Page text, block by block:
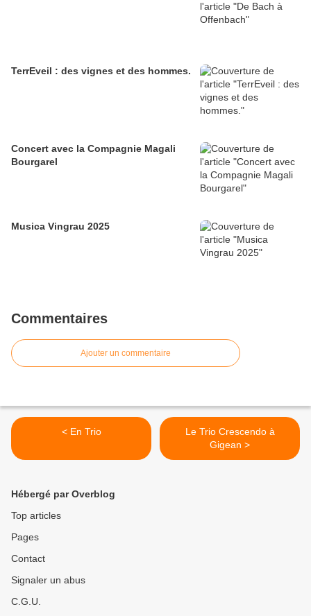
TerrEveil : des vignes et des hommes.
Concert avec la Compagnie Magali
Bourgarel
Musica Vingrau 2025
Commentaires
Ajouter un commentaire
< En Trio
Le Trio Crescendo à
Gigean >
Hébergé par Overblog
Top articles
Pages
Contact
Signaler un abus
C.G.U.